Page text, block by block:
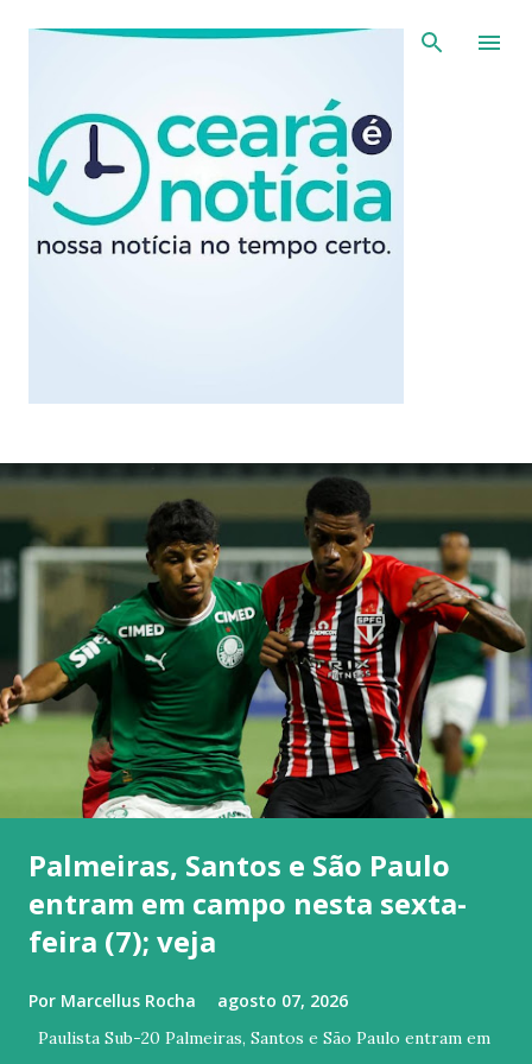
Pular para o conteúdo principal
Palmeiras, Santos e São Paulo
entram em campo nesta sexta-
feira (7); veja
Por Marcellus Rocha agosto 07, 2026
Paulista Sub-20 Palmeiras, Santos e São Paulo entram em